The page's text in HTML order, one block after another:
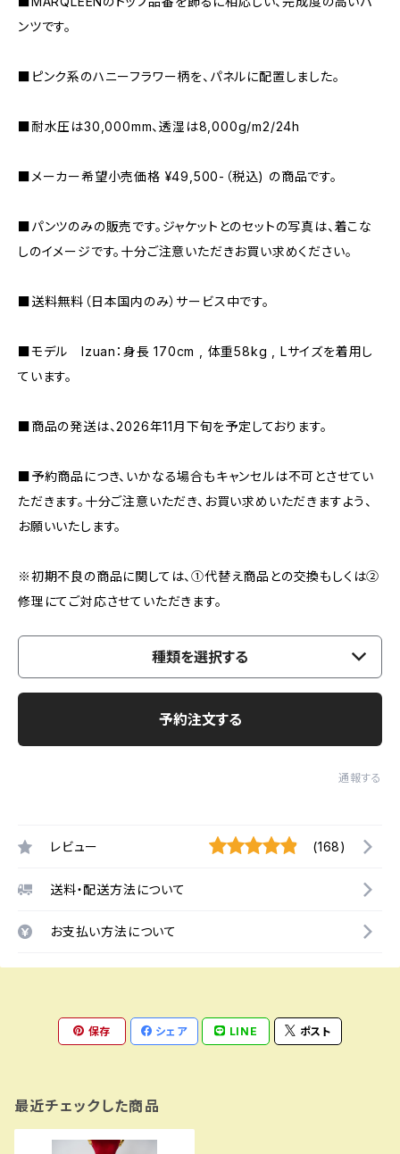
ンツです。
■ピンク系のハニーフラワー柄を、パネルに配置しました。
■耐水圧は30,000mm、透湿は8,000g/m2/24h
■メーカー希望小売価格 ¥49,500-（税込) の商品です。
■パンツのみの販売です。ジャケットとのセットの写真は、着こな
しのイメージです。十分ご注意いただきお買い求めください。
■送料無料（日本国内のみ）サービス中です。
■モデル Izuan：身長 170cm , 体重58kg , Lサイズを着用し
ています。
■商品の発送は、2026年11月下旬を予定しております。
■予約商品につき、いかなる場合もキャンセルは不可とさせてい
ただきます。十分ご注意いただき、お買い求めいただきますよう、
お願いいたします。
※初期不良の商品に関しては、①代替え商品との交換もしくは②
修理にてご対応させていただきます。
種類を選択する
予約注文する
通報する
レビュー (168)
送料・配送方法について
お支払い方法について
保存 シェア LINE ポスト
最近チェックした商品